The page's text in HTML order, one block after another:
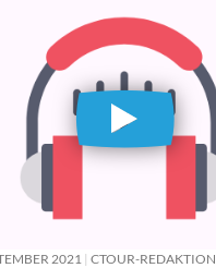
2021 CTOUR-REDAKTION